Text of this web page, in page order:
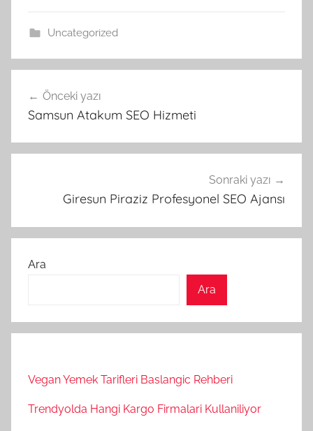
Uncategorized
gezinmesi
Önceki yazı
Samsun Atakum SEO Hizmeti
Sonraki yazı
Giresun Piraziz Profesyonel SEO Ajansı
Ara
Ara
Vegan Yemek Tarifleri Baslangic Rehberi
Trendyolda Hangi Kargo Firmalari Kullaniliyor